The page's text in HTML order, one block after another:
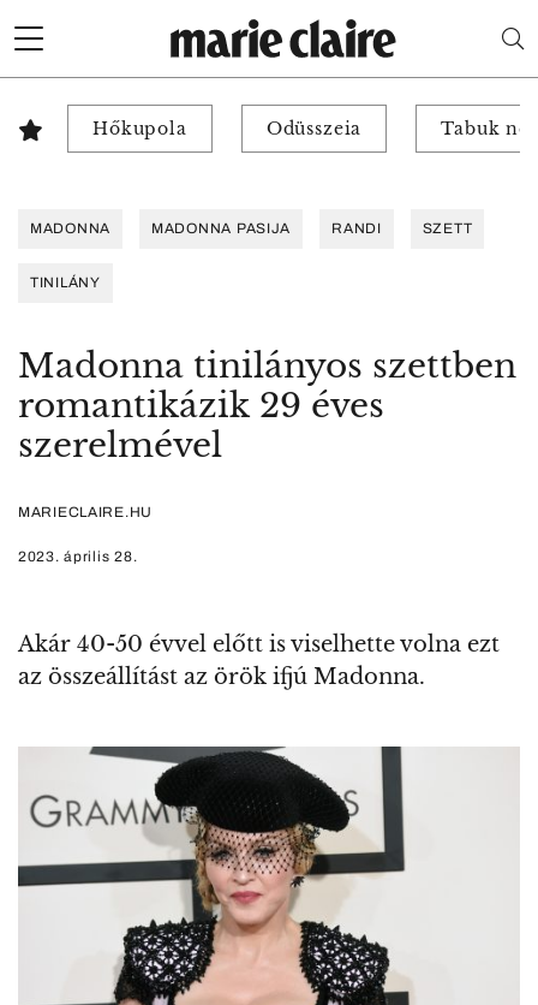
Hőkupola Odüsszeia Tabuk
MADONNA MADONNA PASIJA RANDI SZETT
TINILÁNY
Madonna tinilányos szettben
romantikázik 29 éves
szerelmével
MARIECLAIRE.HU
2023. április 28.
Akár 40-50 évvel előtt is viselhette volna ezt
az összeállítást az örök ifjú Madonna.